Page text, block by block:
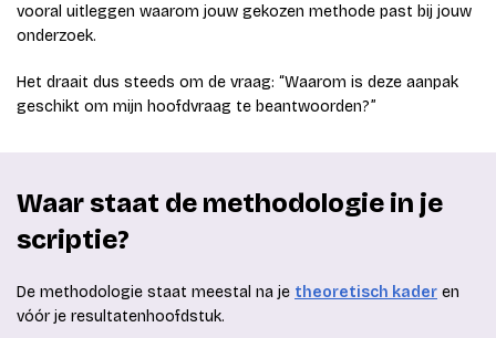
vooral uitleggen waarom jouw gekozen methode past bij jouw
onderzoek.
Het draait dus steeds om de vraag: “Waarom is deze aanpak
geschikt om mijn hoofdvraag te beantwoorden?”
Waar staat de methodologie in je
scriptie?
De methodologie staat meestal na je theoretisch kader en
vóór je resultatenhoofdstuk.